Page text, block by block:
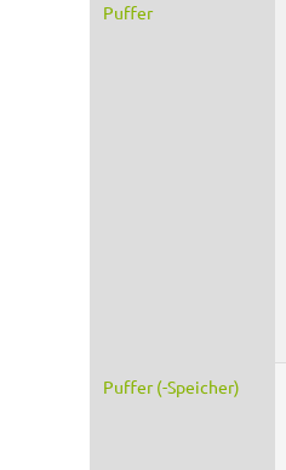
Puffer
Puffer (-Speicher)